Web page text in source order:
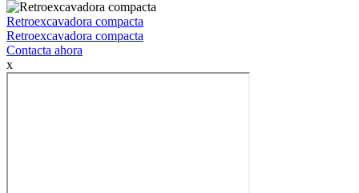
Retroexcavadora compacta
Retroexcavadora compacta
Contacta ahora
x